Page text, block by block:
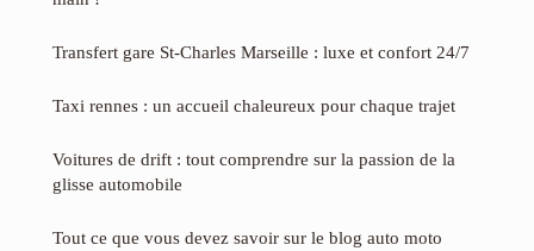
Transfert gare St-Charles Marseille : luxe et confort 24/7
Taxi rennes : un accueil chaleureux pour chaque trajet
Voitures de drift : tout comprendre sur la passion de la
glisse automobile
Tout ce que vous devez savoir sur le blog auto moto